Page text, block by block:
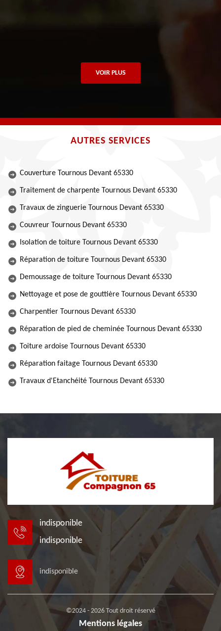
VOIR PLUS
AUTRES SERVICES
Couverture Tournous Devant 65330
Traitement de charpente Tournous Devant 65330
Travaux de zinguerie Tournous Devant 65330
Couvreur Tournous Devant 65330
Isolation de toiture Tournous Devant 65330
Réparation de toiture Tournous Devant 65330
Demoussage de toiture Tournous Devant 65330
Nettoyage et pose de gouttière Tournous Devant 65330
Charpentier Tournous Devant 65330
Réparation de pied de cheminée Tournous Devant 65330
Toiture ardoise Tournous Devant 65330
Réparation faitage Tournous Devant 65330
Travaux d'Etanchéité Tournous Devant 65330
indisponible
indisponible
indisponible
©2024 - 2026 Tout droit réservé
Mentions légales